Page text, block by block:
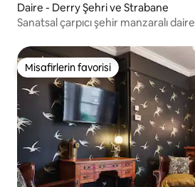
Daire - Derry Şehri ve Strabane
Sanatsal çarpıcı şehir manzaralı daire
Misafirlerin favorisi
Misafirlerin favorisi